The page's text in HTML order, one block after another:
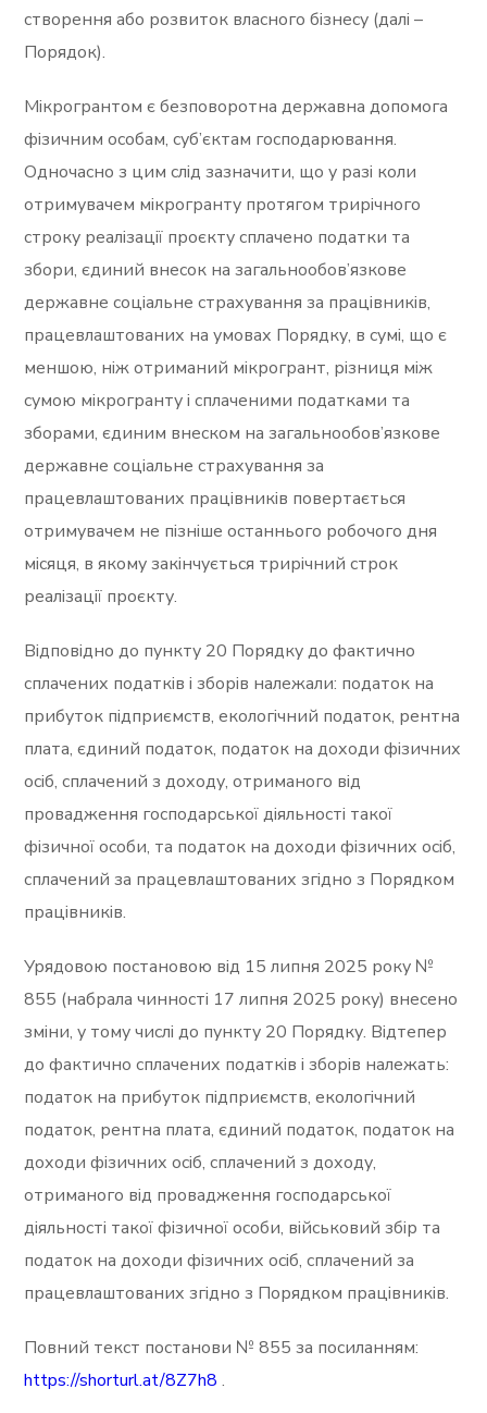
створення або розвиток власного бізнесу (далі –
Порядок).
Мікрогрантом є безповоротна державна допомога
фізичним особам, суб’єктам господарювання.
Одночасно з цим слід зазначити, що у разі коли
отримувачем мікрогранту протягом трирічного
строку реалізації проєкту сплачено податки та
збори, єдиний внесок на загальнообов’язкове
державне соціальне страхування за працівників,
працевлаштованих на умовах Порядку, в сумі, що є
меншою, ніж отриманий мікрогрант, різниця між
сумою мікрогранту і сплаченими податками та
зборами, єдиним внеском на загальнообов’язкове
державне соціальне страхування за
працевлаштованих працівників повертається
отримувачем не пізніше останнього робочого дня
місяця, в якому закінчується трирічний строк
реалізації проєкту.
Відповідно до пункту 20 Порядкудо фактично
сплачених податків і зборів належали: податок на
прибуток підприємств, екологічний податок, рентна
плата, єдиний податок, податок на доходи фізичних
осіб, сплачений з доходу, отриманого від
провадження господарської діяльності такої
фізичної особи, та податок на доходи фізичних осіб,
сплачений за працевлаштованих згідно з Порядком
працівників.
Урядовою постановою від 15 липня 2025 року №
855 (набрала чинності 17 липня 2025 року) внесено
зміни, у тому числі до пункту 20 Порядку. Відтепер
до фактично сплачених податків і зборів належать:
податок на прибуток підприємств, екологічний
податок, рентна плата, єдиний податок, податок на
доходи фізичних осіб, сплачений з доходу,
отриманого від провадження господарської
діяльності такої фізичної особи, військовий збір та
податок на доходи фізичних осіб, сплачений за
працевлаштованих згідно з Порядком працівників.
Повний текст постанови № 855 за посиланням:
https://shorturl.at/8Z7h8 .